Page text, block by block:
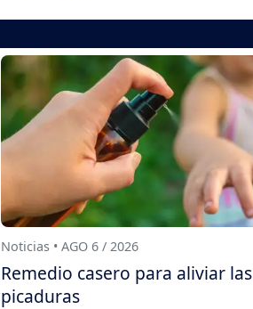
Noticias • AGO 6 / 2026
Remedio casero para aliviar las
picaduras